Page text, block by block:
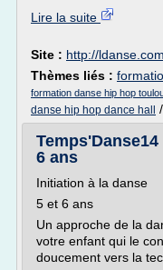
Lire la suite
Site : http://ldanse.com
Thèmes liés :
formation danse hip hop
danse hip hop dance hall /
6 ans
Initiation à la danse
5 et 6 ans
Un approche de la
votre enfant qui le
doucement vers la